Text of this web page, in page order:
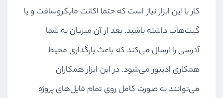
کار با این ابزار نیاز است که حتما اکانت مایکروسافت و یا
گیت‌هاب داشته باشید. بعد از آن میزبان به شما
آدرسی را ارسال می‌کند که باعث بارگذاری محیط
همکاری ادیتور می‌شود. در این ابزار همکاران
می‌توانند به صورت کامل روی تمام فایل‌های پروژه